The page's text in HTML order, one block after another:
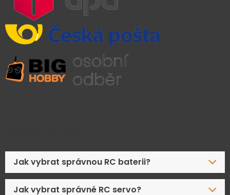
Jak vybrat správnou RC baterii?
Jak vybrat správné RC servo?